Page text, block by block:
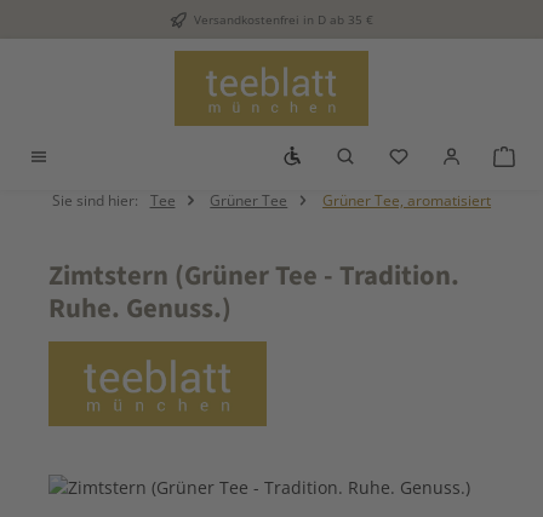
Zum Hauptinhalt springenVersandkostenfrei in D ab 35 €
Werkzeugleiste anzeigen
Du hast 0
Sie sind hier: Tee Grüner Tee Grüner Tee, aromatisiert
Zimtstern (Grüner Tee - Tradition.
Ruhe. Genuss.)
Bildergalerie überspringen